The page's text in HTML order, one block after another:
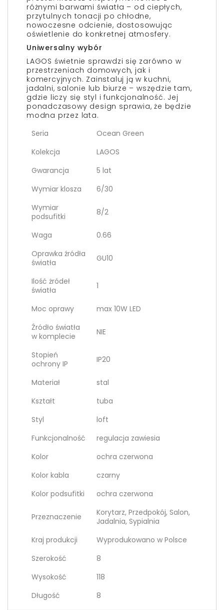
różnymi barwami światła – od ciepłych,
przytulnych tonacji po chłodne,
nowoczesne odcienie, dostosowując
oświetlenie do konkretnej atmosfery.
Uniwersalny wybór
LAGOS świetnie sprawdzi się zarówno w
przestrzeniach domowych, jak i
komercyjnych. Zainstaluj ją w kuchni,
jadalni, salonie lub biurze – wszędzie tam,
gdzie liczy się styl i funkcjonalność. Jej
ponadczasowy design sprawia, że będzie
modna przez lata.
Seria
Ocean Green
Kolekcja
LAGOS
Gwarancja
5 lat
Wymiar klosza
6/30
Wymiar
podsufitki
8/2
Waga
0.66
Oprawka źródła
światła
GU10
Ilość żródeł
światła
1
Moc oprawy
max 10W LED
Źródło światła
w komplecie
NIE
Stopień
ochrony IP
IP20
Materiał
stal
Kształt
tuba
Styl
loft
Funkcjonalność
regulacja zawiesia
Kolor
ochra czerwona
Kolor kabla
czarny
Kolor podsufitki
ochra czerwona
Przeznaczenie
Korytarz, Przedpokój, Salon,
Jadalnia, Sypialnia
Kraj produkcji
Wyprodukowano w Polsce
Szerokość
8
Wysokość
118
Długość
8